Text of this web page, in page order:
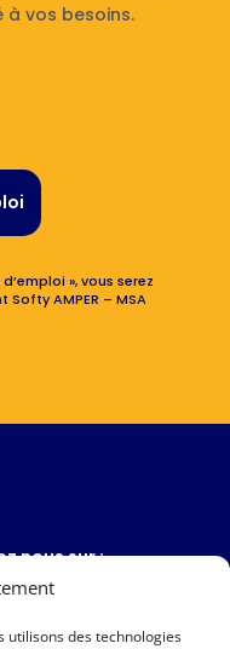
utilisons des technologies
vos besoins.
», vous serez
AMPER – MSA
nous sur :